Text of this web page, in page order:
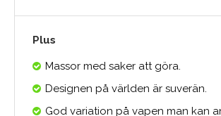
Plus
Massor med saker att göra.
Designen på världen är suverän.
God variation på vapen man kan